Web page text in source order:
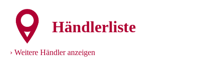
Händlerliste
Weitere Händler anzeigen